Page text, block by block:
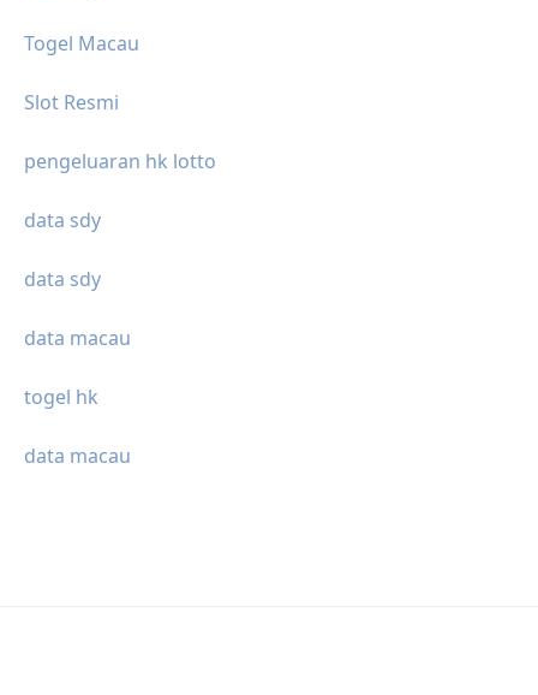
Togel Macau
Slot Resmi
pengeluaran hk lotto
data sdy
data sdy
data macau
togel hk
data macau